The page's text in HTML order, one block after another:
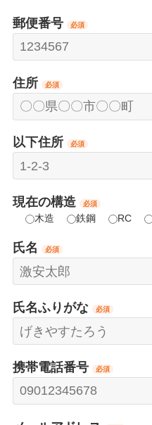
郵便番号 必須
住所 必須
以下住所 必須
現在の構造 必須
木造 鉄鋼 RC
氏名 必須
氏名ふりがな 必須
携帯電話番号 必須